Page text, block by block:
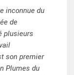
inconnue du
de
plusieurs
son premier
Plumes du